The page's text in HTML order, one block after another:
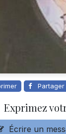
Partager
Exprimez
Écrire un